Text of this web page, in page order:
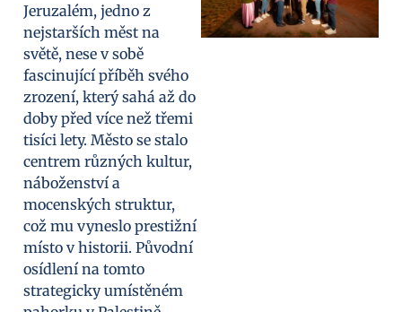
Jeruzalém, jedno z
nejstarších měst na
světě, nese v sobě
fascinující příběh svého
zrození, který sahá až do
doby před více než třemi
tisíci lety. Město se stalo
centrem různých kultur,
náboženství a
mocenských struktur,
což mu vyneslo prestižní
místo v historii. Původní
osídlení na tomto
strategicky umístěném